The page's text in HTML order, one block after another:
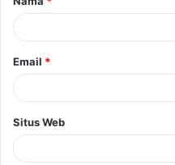
r
*
Email *
Situs Web